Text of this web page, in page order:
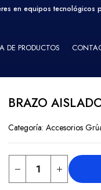
en equipos tecnológicos
DE PRODUCTOS
BRAZO
Categoría: Accesorios